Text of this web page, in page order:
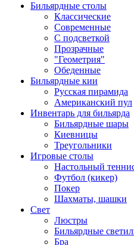
Бильярдные столы
Классические
Современные
С подсветкой
Прозрачные
"Геометрия"
Обеденные
Бильярдные кии
Русская пирамида
Американский пул
Инвентарь для бильярда
Бильярдные шары
Киевницы
Треугольники
Игровые столы
Настольный
Футбол (кикер)
Покер
Шахматы, шашки
Свет
Люстры
Бильярдные
Бра